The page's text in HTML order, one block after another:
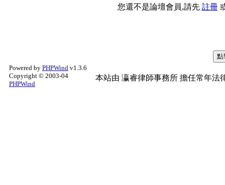
您還不是論壇會員,請先 註冊
Powered by PHPWind v1.3.6
Copyright © 2003-04
PHPWind
本站由 瀛睿律師事務所 擔任常年法